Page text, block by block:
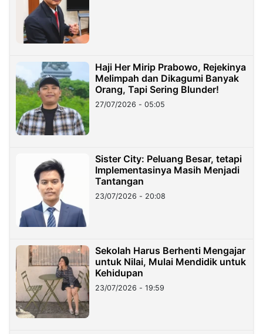
Haji Her Mirip Prabowo, Rejekinya
Melimpah dan Dikagumi Banyak
Orang, Tapi Sering Blunder!
27/07/2026 - 05:05
Sister City: Peluang Besar, tetapi
Implementasinya Masih Menjadi
Tantangan
23/07/2026 - 20:08
Sekolah Harus Berhenti Mengajar
untuk Nilai, Mulai Mendidik untuk
Kehidupan
23/07/2026 - 19:59